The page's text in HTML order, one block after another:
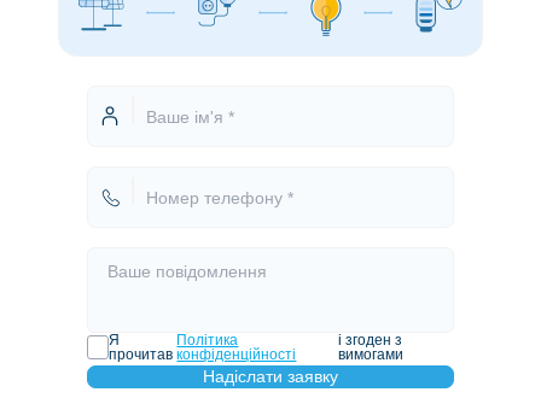
Я
прочитав
Політика
конфіденційності
і згоден з
вимогами
Надіслати заявку